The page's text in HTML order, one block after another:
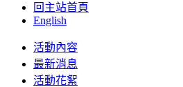
回主站首頁
English
Toggle
navigation
活動內容
最新消息
活動花絮